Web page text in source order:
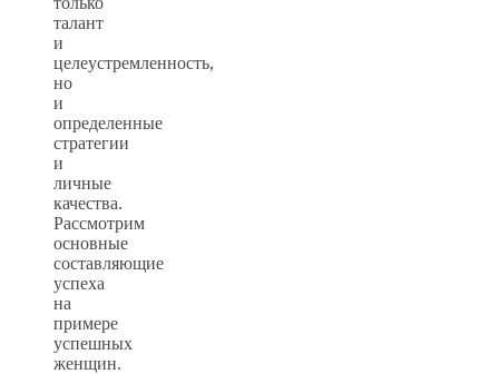
талант
и
целеустремленность,
но
и
определенные
стратегии
и
личные
качества.
Рассмотрим
основные
составляющие
успеха
на
примере
успешных
женщин.